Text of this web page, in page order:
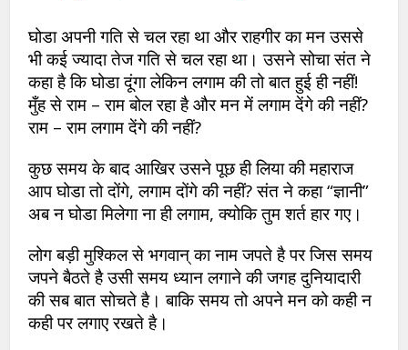
घोडा अपनी गति से चल रहा था और राहगीर का मन उससे
भी कई ज्यादा तेज गति से चल रहा था। उसने सोचा संत ने
कहा है कि घोडा दूंगा लेकिन लगाम की तो बात हुई ही नहीं!
मुँह से राम – राम बोल रहा है और मन में लगाम देंगे की नहीं?
राम – राम लगाम देंगे की नहीं?
कुछ समय के बाद आखिर उसने पूछ ही लिया की महाराज
आप घोडा तो दोंगे, लगाम दोंगे की नहीं? संत ने कहा “ज्ञानी”
अब न घोडा मिलेगा ना ही लगाम, क्योकि तुम शर्त हार गए।
लोग बड़ी मुश्किल से भगवान् का नाम जपते है पर जिस समय
जपने बैठते है उसी समय ध्यान लगाने की जगह दुनियादारी
की सब बात सोचते है। बाकि समय तो अपने मन को कही न
कही पर लगाए रखते है।